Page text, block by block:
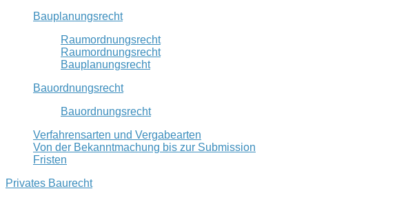
Bauplanungsrecht
Raumordnungsrecht
Raumordnungsrecht
Bauplanungsrecht
Bauordnungsrecht
Bauordnungsrecht
Verfahrensarten und Vergabearten
Von der Bekanntmachung bis zur Submission
Fristen
Privates Baurecht